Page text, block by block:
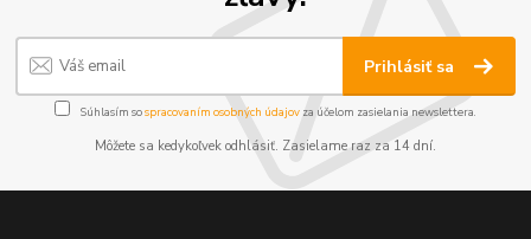
Prihlásiť sa
Súhlasím sospracovaním osobných údajov za účelom zasielania newslettera.
Môžete sa kedykoľvek odhlásiť. Zasielame raz za 14 dní.